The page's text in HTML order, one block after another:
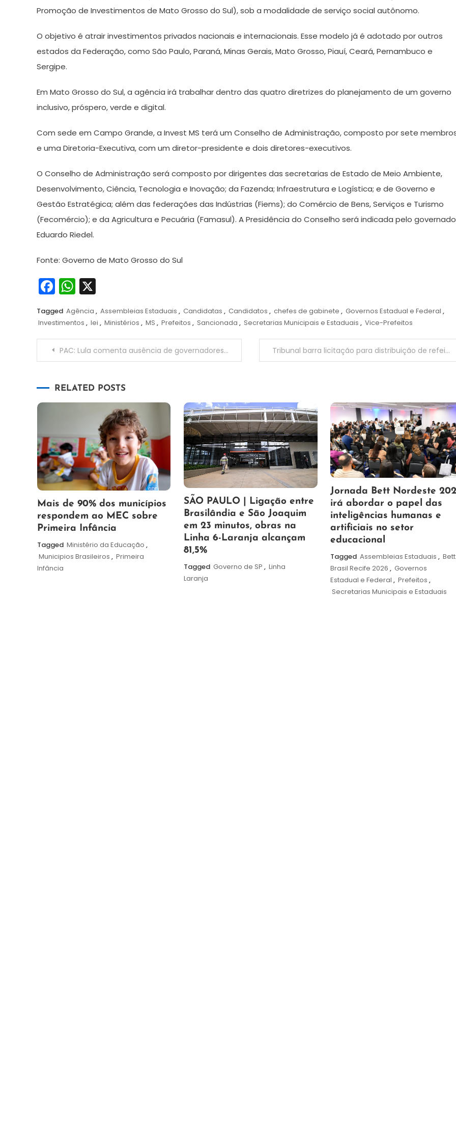
2024
Promoção de Investimentos de Mato Grosso do Sul), sob a modalidade de serviço social autônomo.
O objetivo é atrair investimentos privados nacionais e internacionais. Esse modelo já é adotado por outros
estados da Federação, como São Paulo, Paraná, Minas Gerais, Mato Grosso, Piauí, Ceará, Pernambuco e
Sergipe.
Em Mato Grosso do Sul, a agência irá trabalhar dentro das quatro diretrizes do planejamento de um governo
inclusivo, próspero, verde e digital.
Com sede em Campo Grande, a Invest MS terá um Conselho de Administração, composto por sete
e uma Diretoria-Executiva, com um diretor-presidente e dois diretores-executivos.
O Conselho de Administração será composto por dirigentes das secretarias de Estado de Meio Ambiente,
Desenvolvimento, Ciência, Tecnologia e Inovação; da Fazenda; Infraestrutura e Logística; e de Governo e
Gestão Estratégica; além das federações das Indústrias (Fiems); do Comércio de Bens, Serviços e Turismo
(Fecomércio); e da Agricultura e Pecuária (Famasul). A Presidência do Conselho será indicada pelo
Eduardo Riedel.
Fonte: Governo de Mato Grosso do Sul
Facebook
WhatsApp
Tagged Agência , Assembleias Estaduais , Candidatas , Candidatos , chefes de gabinete , Governos Estadual e Federal ,
Investimentos , lei , Ministérios , MS , Prefeitos , Sancionada , Secretarias Municipais e Estaduais , Vice-Prefeitos
Navegação
Post
PAC: Lula comenta ausência de governadores em evento de anúncio de investimentos Tribunal barra licitação para distribuição de refeições em presídios da região
RELATED POSTS
25
de
maio
de
2026
Maurilio
Mais de 90% dos municípios
respondem ao MEC sobre
Primeira Infância
Tagged Ministério da Educação ,
Municipios Brasileiros , Primeira
Infância
19
de
maio
de
2026
Maurilio
SÃO PAULO | Ligação entre
Brasilândia e São Joaquim
em 23 minutos, obras na
Linha 6-Laranja alcançam
81,5%
Tagged Governo de SP , Linha
Laranja
19
de
maio
de
2026
Maurilio
Jornada Bett Nordeste
irá abordar o papel das
inteligências humanas e
artificiais no setor
educacional
Tagged Assembleias Estaduais , Bett
Brasil Recife 2026 , Governos
Estadual e Federal , Prefeitos ,
Secretarias Municipais e Estaduais